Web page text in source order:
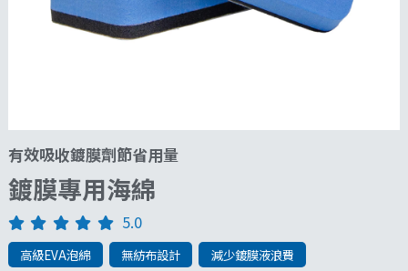
有效吸收鍍膜劑節省用量
鍍膜專用海綿
5.0
高級EVA泡綿 無紡布設計 減少鍍膜液浪費